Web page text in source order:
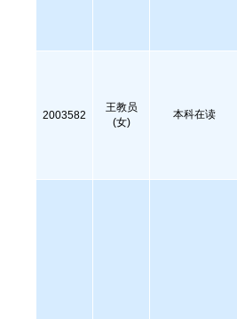
2003582
王教员
(女)
本科在读